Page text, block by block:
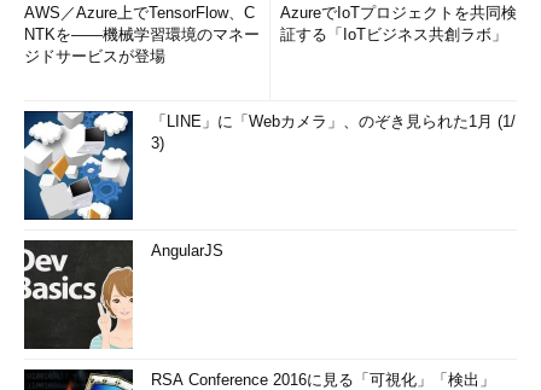
AWS／Azure上でTensorFlow、C
NTKを――機械学習環境のマネー
ジドサービスが登場
AzureでIoTプロジェクトを共同検
証する「IoTビジネス共創ラボ」
「LINE」に「Webカメラ」、のぞき見られた1月 (1/
3)
AngularJS
RSA Conference 2016に見る「可視化」「検出」